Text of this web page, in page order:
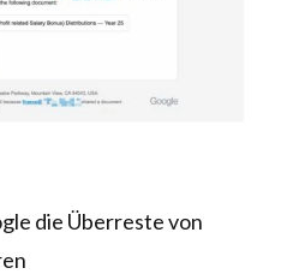
die Überreste von